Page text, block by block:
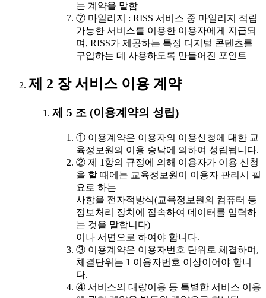
는 계약을 말함
⑦ 마일리지 : RISS 서비스 중 마일리지 적립
가능한 서비스를 이용한 이용자에게 지급되
며, RISS가 제공하는 특정 디지털 콘텐츠를
구입하는 데 사용하도록 만들어진 포인트
제 2 장 서비스 이용 계약
제 5 조 (이용계약의 성립)
① 이용계약은 이용자의 이용신청에 대한 교
육정보원의 이용 승낙에 의하여 성립됩니다.
② 제 1항의 규정에 의해 이용자가 이용 신청
을 할 때에는 교육정보원이 이용자 관리시 필
요로 하는
사항을 전자적방식(교육정보원의 컴퓨터 등
정보처리 장치에 접속하여 데이터를 입력하
는 것을 말합니다)
이나 서면으로 하여야 합니다.
③ 이용계약은 이용자번호 단위로 체결하며,
체결단위는 1 이용자번호 이상이어야 합니
다.
④ 서비스의 대량이용 등 특별한 서비스 이용